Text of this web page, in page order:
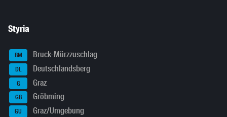
Styria
BM Bruck-Mürzzuschlag
DL Deutschlandsberg
G Graz
GB Gröbming
GU Graz/Umgebung